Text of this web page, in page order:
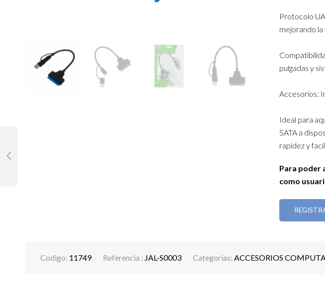
Protocolo
mejorando
pulgadas y
Accesorios:
Ideal para
SATA a
rapidez y
Para poder
como
Codigo: 11749 Referencia : JAL-S0003 Categorías: ACCESORIOS